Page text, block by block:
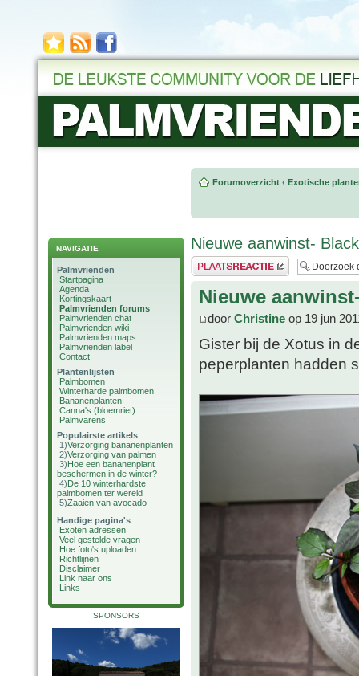
NAVIGATIE
Palmvrienden
Startpagina
Agenda
Kortingskaart
Palmvrienden forums
Palmvrienden chat
Palmvrienden wiki
Palmvrienden maps
Palmvrienden label
Contact
Plantenlijsten
Palmbomen
Winterharde palmbomen
Bananenplanten
Canna's (bloemriet)
Palmvarens
Populairste artikels
1)Verzorging bananenplanten
2)Verzorging van palmen
3)Hoe een bananenplant
beschermen in de winter?
4)De 10 winterhardste
palmbomen ter wereld
5)Zaaien van avocado
Handige pagina's
Exoten adressen
Veel gestelde vragen
Hoe foto's uploaden
Richtlijnen
Disclaimer
Link naar ons
Links
SPONSORS
Forumoverzicht ‹ Exotische
Nieuwe aanwinst-
Plaats een reactie
Nieuwe
door Christine op 19 jun
Gister bij de Xotus in
peperplanten hadden